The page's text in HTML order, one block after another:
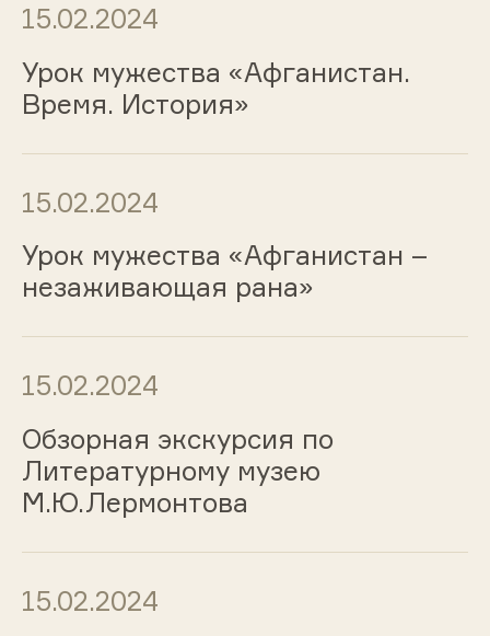
15.02.2024
Урок мужества «Афганистан.
Время. История»
15.02.2024
Урок мужества «Афганистан –
незаживающая рана»
15.02.2024
Обзорная экскурсия по
Литературному музею
М.Ю.Лермонтова
15.02.2024